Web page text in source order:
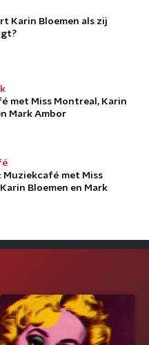
Karin Bloemen als zij
met Miss Montreal, Karin
Mark Ambor
Muziekcafé met Miss
Bloemen en Mark